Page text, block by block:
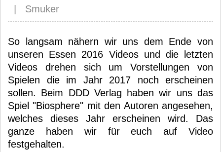
| Smuker
So langsam nähern wir uns dem Ende von
unseren Essen 2016 Videos und die letzten
Videos drehen sich um Vorstellungen von
Spielen die im Jahr 2017 noch erscheinen
sollen. Beim DDD Verlag haben wir uns das
Spiel "Biosphere" mit den Autoren angesehen,
welches dieses Jahr erscheinen wird. Das
ganze haben wir für euch auf Video
festgehalten.